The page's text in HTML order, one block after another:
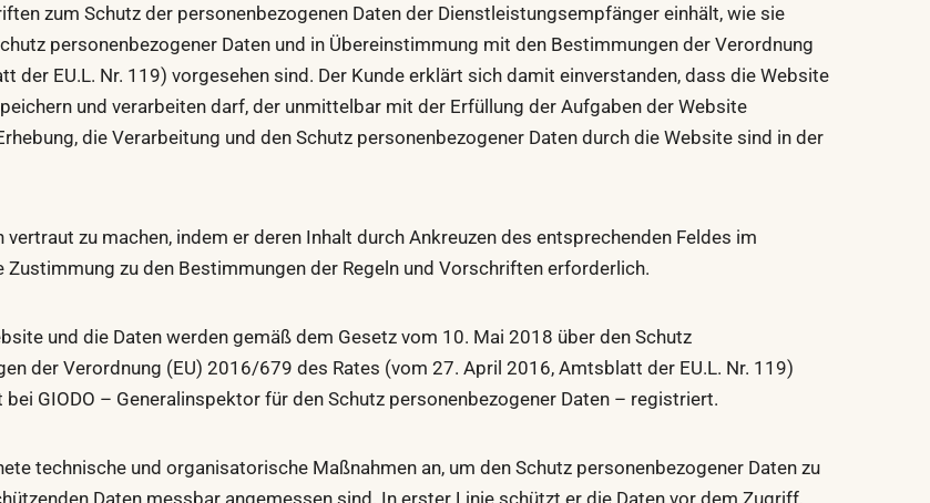
zum Schutz der personenbezogenen Daten der Dienstleistungsempfänger einhält, wie sie
personenbezogener Daten und in Übereinstimmung mit den Bestimmungen der Verordnung
EU.L. Nr. 119) vorgesehen sind. Der Kunde erklärt sich damit einverstanden, dass die Website
und verarbeiten darf, der unmittelbar mit der Erfüllung der Aufgaben der Website
die Verarbeitung und den Schutz personenbezogener Daten durch die Website sind in der
zu machen, indem er deren Inhalt durch Ankreuzen des entsprechenden Feldes im
zu den Bestimmungen der Regeln und Vorschriften erforderlich.
und die Daten werden gemäß dem Gesetz vom 10. Mai 2018 über den Schutz
der Verordnung (EU) 2016/679 des Rates (vom 27. April 2016, Amtsblatt der EU.L. Nr. 119)
GIODO – Generalinspektor für den Schutz personenbezogener Daten – registriert.
technische und organisatorische Maßnahmen an, um den Schutz personenbezogener Daten zu
Daten messbar angemessen sind. In erster Linie schützt er die Daten vor dem Zugriff,